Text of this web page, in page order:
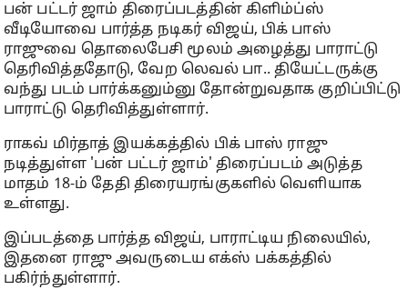
பன் பட்டர் ஜாம் திரைப்படத்தின் கிளிம்ப்ஸ்
வீடியோவை பார்த்த நடிகர் விஜய், பிக் பாஸ்
ராஜுவை தொலைபேசி மூலம் அழைத்து பாராட்டு
தெரிவித்ததோடு, வேற லெவல் பா.. தியேட்டருக்கு
வந்து படம் பார்க்கனும்னு தோன்றுவதாக குறிப்பிட்டு
பாராட்டு தெரிவித்துள்ளார்.
ராகவ் மிர்தாத் இயக்கத்தில் பிக் பாஸ் ராஜு
நடித்துள்ள 'பன் பட்டர் ஜாம்' திரைப்படம் அடுத்த
மாதம் 18-ம் தேதி திரையரங்குகளில் வெளியாக
உள்ளது.
இப்படத்தை பார்த்த விஜய், பாராட்டிய நிலையில்,
இதனை ராஜு அவருடைய எக்ஸ் பக்கத்தில்
பகிர்ந்துள்ளார்.